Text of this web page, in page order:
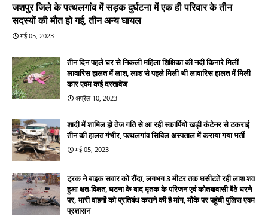
जशपुर जिले के पत्थलगांव में सड़क दुर्घटना में एक ही परिवार के तीन
सदस्यों की मौत हो गई, तीन अन्य घायल
मई 05, 2023
तीन दिन पहले घर से निकली महिला शिक्षिका की नदी किनारे मिलीं
लावारिस हालत में लाश, लाश से पहले मिली थी लावारिस हालत में मिली
कार एवम कई दस्तावेज
अप्रैल 10, 2023
शादी में शामिल हो तेज गति से आ रही स्कार्पियो खड़ी कंटेनर से टकराई
तीन की हालत गंभीर, पत्थलगांव सिविल अस्पताल में कराया गया भर्ती
मई 05, 2023
ट्रक ने बाइक सवार को रौंदा, लगभग 3 मीटर तक घसीटते रही लाश शव
हुआ क्षत-विक्षत, घटना के बाद मृतक के परिजन एवं कोतबावासी बैठे धरने
पर, भारी वाहनों को प्रतिबंध कराने की है मांग, मौके पर पहुंची पुलिस एवम
प्रशासन